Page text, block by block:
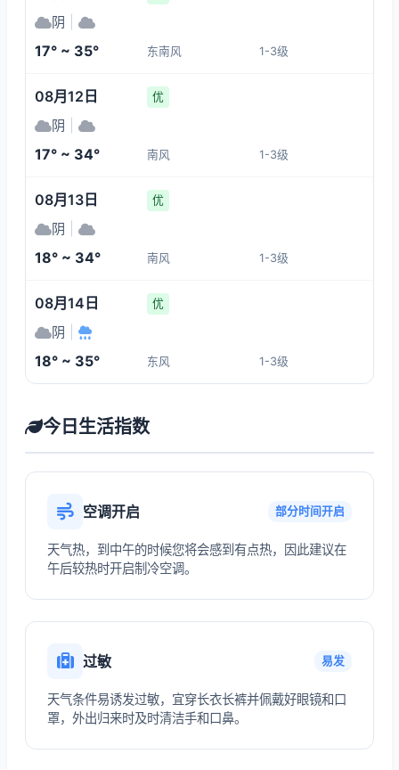
阴
17° ~ 35° 东南风 1-3级
08月12日 优
阴
17° ~ 34° 南风 1-3级
08月13日 优
阴
18° ~ 34° 南风 1-3级
08月14日 优
阴
18° ~ 35° 东风 1-3级
今日生活指数
空调开启 部分时间开启
天气热，到中午的时候您将会感到有点热，因此建议在
午后较热时开启制冷空调。
过敏 易发
天气条件易诱发过敏，宜穿长衣长裤并佩戴好眼镜和口
罩，外出归来时及时清洁手和口鼻。